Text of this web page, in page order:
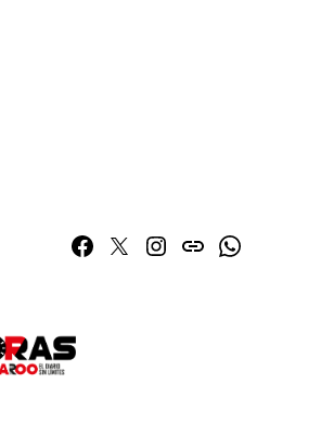
Facebook
TwitterInstagram
issuuWhatsapp